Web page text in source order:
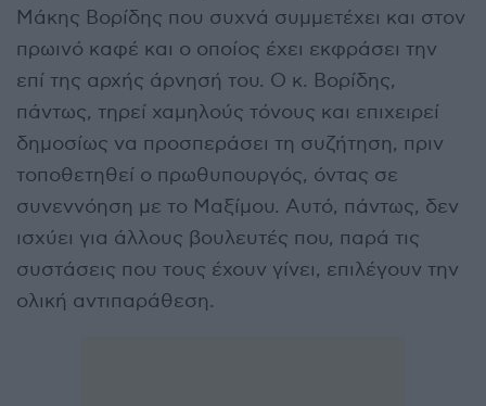
Μάκης Βορίδης που συχνά συμμετέχει και στον
πρωινό καφέ και ο οποίος έχει εκφράσει την
επί της αρχής άρνησή του. Ο κ. Βορίδης,
πάντως, τηρεί χαμηλούς τόνους και επιχειρεί
δημοσίως να προσπεράσει τη συζήτηση, πριν
τοποθετηθεί ο πρωθυπουργός, όντας σε
συνεννόηση με το Μαξίμου. Αυτό, πάντως, δεν
ισχύει για άλλους βουλευτές που, παρά τις
συστάσεις που τους έχουν γίνει, επιλέγουν την
ολική αντιπαράθεση.